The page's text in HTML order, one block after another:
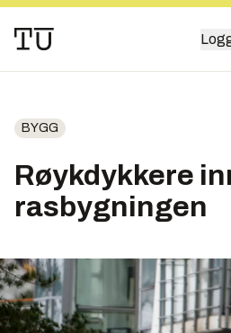
BYGG
Røykdykkere
rasbygningen